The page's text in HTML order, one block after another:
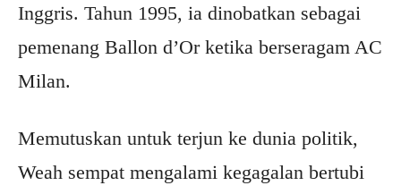
Inggris. Tahun 1995, ia dinobatkan sebagai
pemenang Ballon d’Or ketika berseragam AC
Milan.
Memutuskan untuk terjun ke dunia politik,
Weah sempat mengalami kegagalan bertubi